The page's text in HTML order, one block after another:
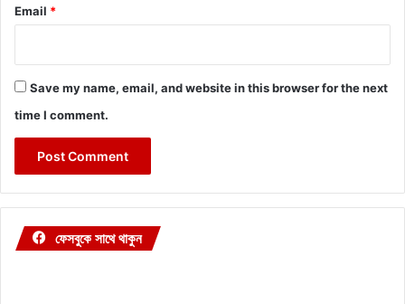
Email *
Save my name, email, and website in this browser for the next
time I comment.
ফেসবুকে সাথে থাকুন